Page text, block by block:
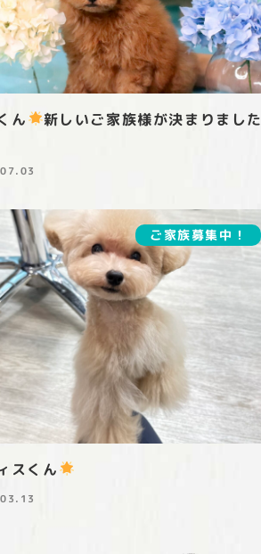
ん 新しいご家族様が決まりました
ご家族募集中！
スくん